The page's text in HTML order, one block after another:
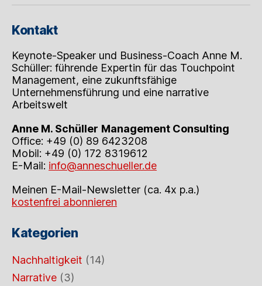
Kontakt
Keynote-Speaker und Business-Coach Anne M.
Schüller: führende Expertin für das Touchpoint
Management, eine zukunftsfähige
Unternehmensführung und eine narrative
Arbeitswelt
Anne M. Schüller Management Consulting
Office: +49 (0) 89 6423208
Mobil: +49 (0) 172 8319612
E-Mail: info@anneschueller.de
Meinen E-Mail-Newsletter (ca. 4x p.a.)
kostenfrei abonnieren
Kategorien
Nachhaltigkeit (14)
Narrative (3)